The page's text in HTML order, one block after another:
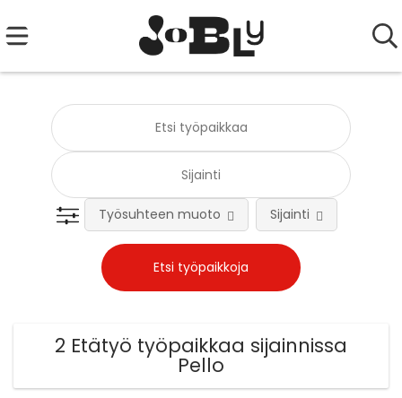
Työsuhteen muoto Sijainti
2 Etätyö työpaikkaa sijainnissa
Pello